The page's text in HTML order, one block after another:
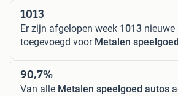
1013
Er zijn afgelopen week 1013 nieuwe
toegevoegd voor Metalen
90,7%
Van alle Metalen speelgoed autos